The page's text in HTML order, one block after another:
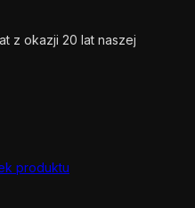
z okazji 20 lat naszej